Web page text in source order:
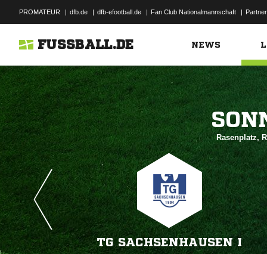
PROMATEUR | dfb.de | dfb-efootball.de | Fan Club Nationalmannschaft | Partner
FUSSBALL.DE NEWS
Rasenplatz,
TG SACHSENHAUSEN I